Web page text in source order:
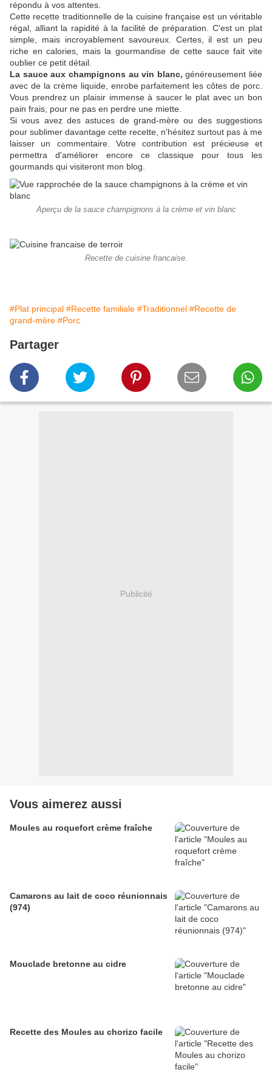
répondu à vos attentes.
Cette recette traditionnelle de la cuisine française est un véritable
régal, alliant la rapidité à la facilité de préparation. C'est un plat
simple, mais incroyablement savoureux. Certes, il est un peu
riche en calories, mais la gourmandise de cette sauce fait vite
oublier ce petit détail.
La sauce aux champignons au vin blanc, généreusement liée
avec de la crème liquide, enrobe parfaitement les côtes de porc.
Vous prendrez un plaisir immense à saucer le plat avec un bon
pain frais, pour ne pas en perdre une miette.
Si vous avez des astuces de grand-mère ou des suggestions
pour sublimer davantage cette recette, n'hésitez surtout pas à me
laisser un commentaire. Votre contribution est précieuse et
permettra d'améliorer encore ce classique pour tous les
gourmands qui visiteront mon blog.
Aperçu de la sauce champignons à la crème et vin blanc
Recette de cuisine francaise.
#Plat principal #Recette familiale #Traditionnel #Recette de
grand-mère #Porc
Partager
Publicité
Vous aimerez aussi
Moules au roquefort crème fraîche
Camarons au lait de coco réunionnais
(974)
Mouclade bretonne au cidre
Recette des Moules au chorizo facile